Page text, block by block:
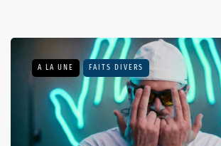
A LA UNE FAITS DIVERS